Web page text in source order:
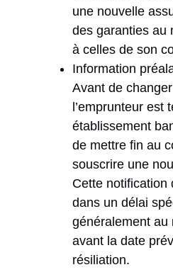
une nouvelle
des garanties au
à celles de son
Information
Avant de
l’emprunteur est
établissement
de mettre fin au
souscrire une
Cette notification
dans un délai
généralement au
avant la date
résiliation.